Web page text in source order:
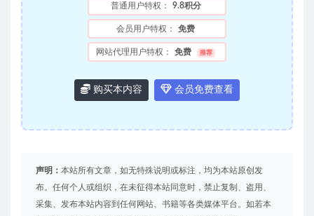
普通用户特权： 9.8积分
会员用户特权： 免费
网站代理用户特权： 免费 推荐
购买本内容 会员免费查看
声明： 本站所有文章，如无特殊说明或标注，均为本站原创发
布。任何个人或组织，在未征得本站同意时，禁止复制、盗用、
采集、发布本站内容到任何网站、书籍等各类媒体平台。如若本